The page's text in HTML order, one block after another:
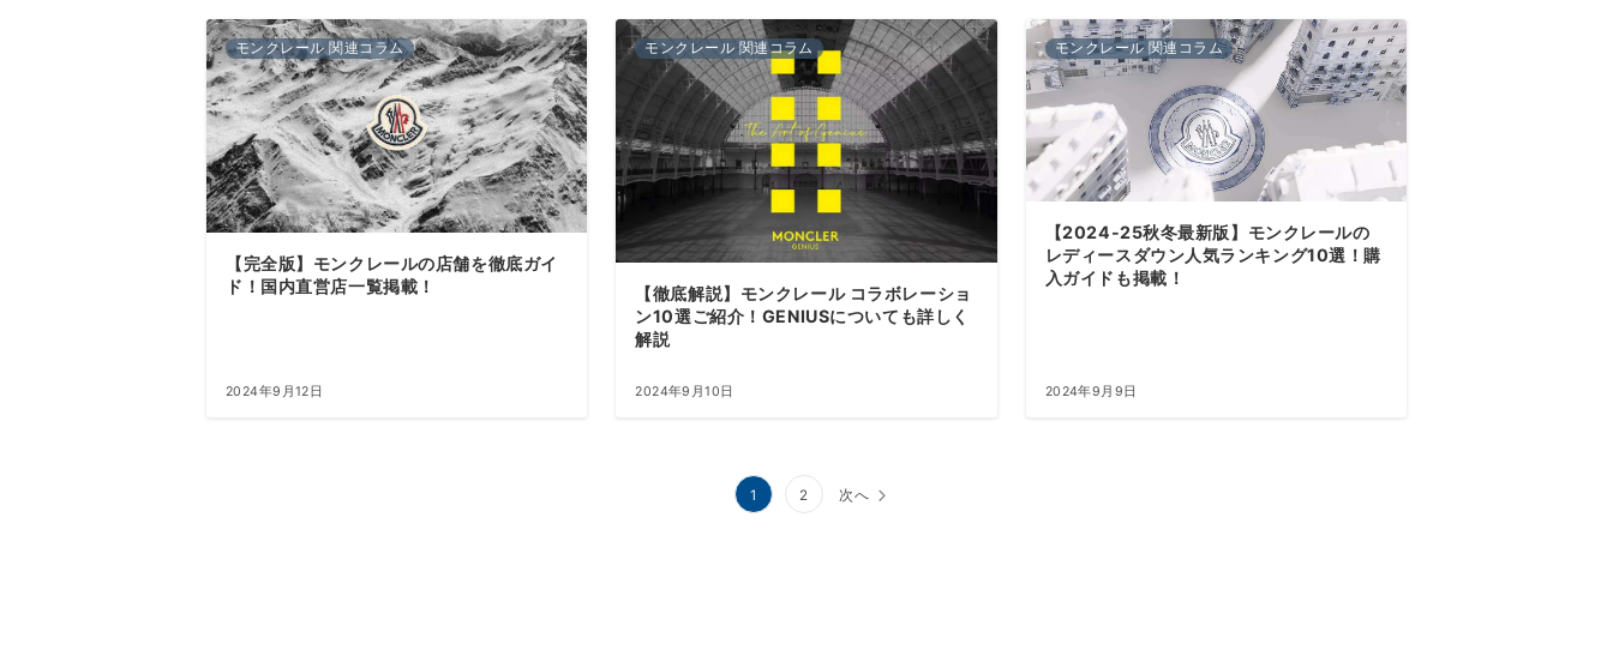
モンクレール 関連コラム
【完全版】モンクレールの店舗を徹底ガイ
ド！国内直営店一覧掲載！
2024年9月12日
モンクレール 関連コラム
【徹底解説】モンクレール コラボレーショ
ン10選ご紹介！GENIUSについても詳しく
解説
2024年9月10日
モンクレール 関連コラム
【2024-25秋冬最新版】モンクレールの
レディースダウン人気ランキング10選！購
入ガイドも掲載！
2024年9月9日
1 2 次へ